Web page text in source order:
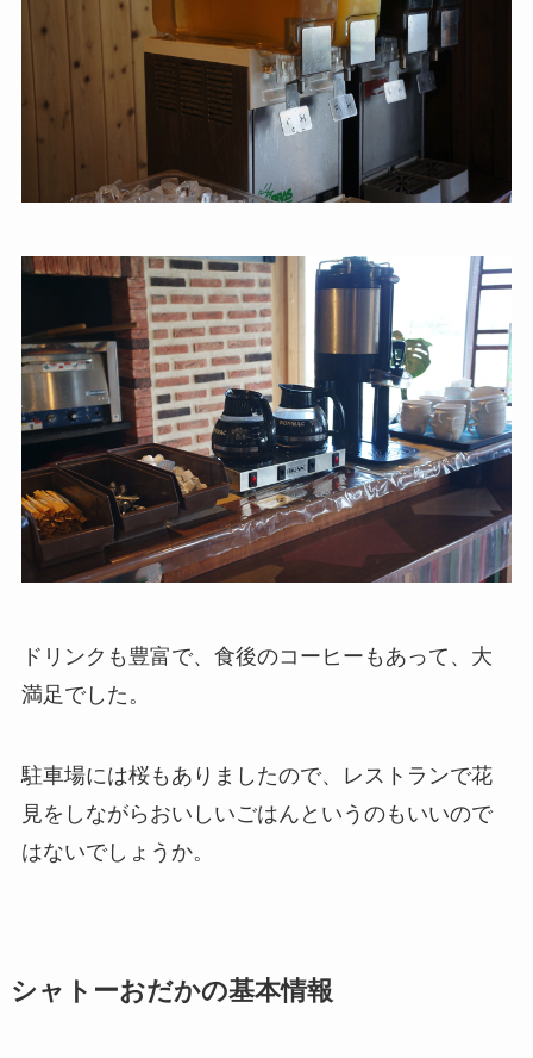
ドリンクも豊富で、食後のコーヒーもあって、大
満足でした。
駐車場には桜もありましたので、レストランで花
見をしながらおいしいごはんというのもいいので
はないでしょうか。
シャトーおだかの基本情報